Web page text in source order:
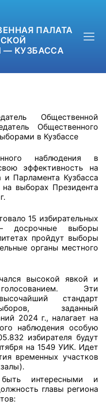
ПАЛАТА
— КУЗБАССА
82-40
СВЯЗЬ
территориальных
по проведению
условий
Общественной
Общественного
в Кузбассе
наблюдения в
эффективность на
и Парламента Кузбасса
выборах Президента
15 избирательных
досрочные выборы
пройдут выборы
органы местного
высокой явкой и
Эти
стандарт
заданный
2024 г., налагает на
наблюдения особую
избирателя будут
на 1549 УИК. Идет
временных участков
интересными и
главы региона